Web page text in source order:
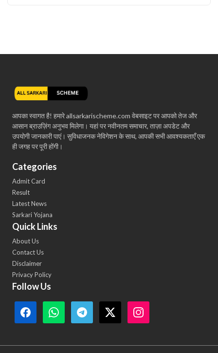
आपका स्वागत है! हमारे allsarkarischeme.com वेबसाइट पर आपको तेज और
आसान ब्राउज़िंग अनुभव मिलेगा। यहां पर नवीनतम समाचार, ताज़ा अपडेट और
उपयोगी जानकारी पाएं। सुविधाजनक नेविगेशन के साथ, आपकी सभी आवश्यकताएँ एक
ही जगह पर पूरी होंगी।
Categories
Admit Card
Result
Latest News
Sarkari Yojana
Quick Links
About Us
Contact Us
Disclaimer
Privacy Policy
Follow Us